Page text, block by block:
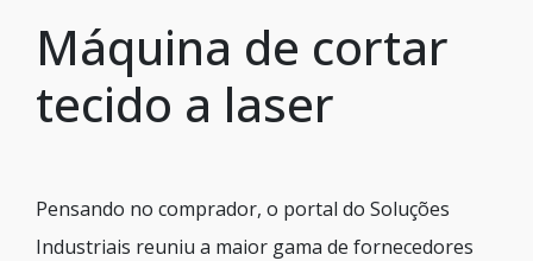
Máquina de cortar
tecido a laser
Pensando no comprador, o portal do Soluções
Industriais reuniu a maior gama de fornecedores